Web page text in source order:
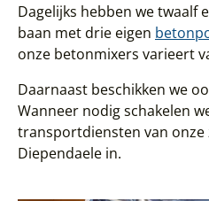
Dagelijks hebben we twaalf
baan met drie eigen
onze betonmixers varieert
Daarnaast beschikken we
Wanneer nodig schakelen
transportdiensten van onze
Diependaele in.